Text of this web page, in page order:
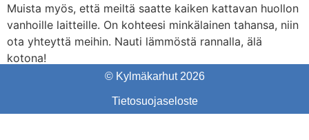
Muista myös, että meiltä saatte kaiken kattavan huollon
vanhoille laitteille. On kohteesi minkälainen tahansa, niin
ota yhteyttä meihin. Nauti lämmöstä rannalla, älä
kotona!
© Kylmäkarhut 2026
Tietosuojaseloste